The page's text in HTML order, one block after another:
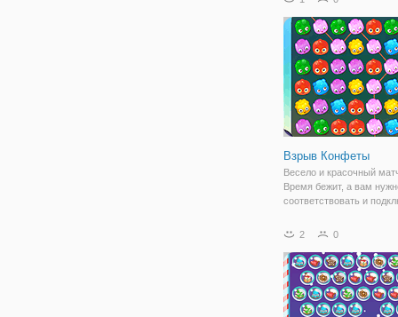
заполнить ими пустые
используя эти блоки.
Взрыв Конфеты
Весело и красочный
Время бежит, а вам
соответствовать и
возможно, чтобы
2 0